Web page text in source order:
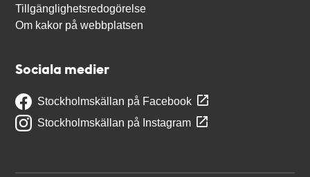
Tillgänglighetsredogörelse
Om kakor på webbplatsen
Sociala medier
Stockholmskällan på Facebook
Stockholmskällan på Instagram